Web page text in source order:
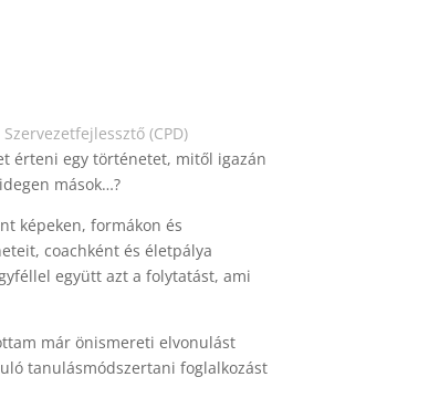
(CPD)
érteni egy történetet, mitől igazán
mások…?
képeken, formákon és
coachként és életpálya
együtt azt a folytatást, ami
már önismereti elvonulást
tanulásmódszertani foglalkozást